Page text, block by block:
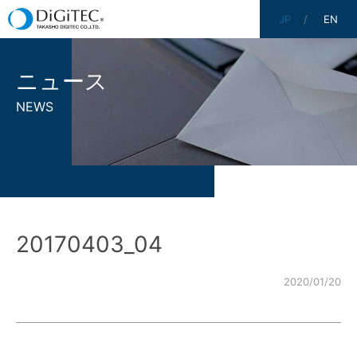
JP EN
ニュース
NEWS
20170403_04
2020/01/20